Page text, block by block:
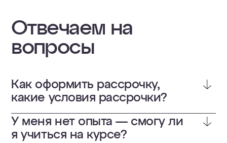
Отвечаем на
вопросы
Как оформить рассрочку,
какие условия рассрочки?
У меня нет опыта — смогу ли
я учиться на курсе?